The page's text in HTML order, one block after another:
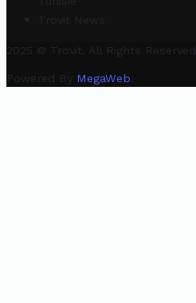
Trovit News
2025 © Trovit. All Rights Reserved.
Powered By MegaWeb